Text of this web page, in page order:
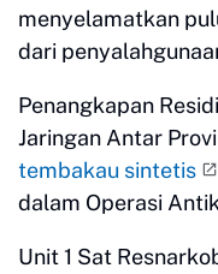
menyelamatkan
dari
Penangkapan
Jaringan Antar
tembakau sintetis
dalam Operasi
Unit 1 Sat